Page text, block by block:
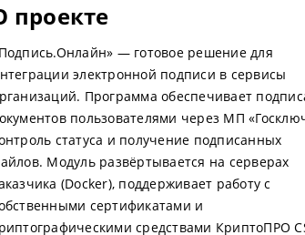
проекте
— готовое решение для
электронной подписи в сервисы
Программа обеспечивает
пользователями через МП
статуса и получение подписанных
Модуль развёртывается на серверах
(Docker), поддерживает работу с
сертификатами и
средствами КриптоПРО